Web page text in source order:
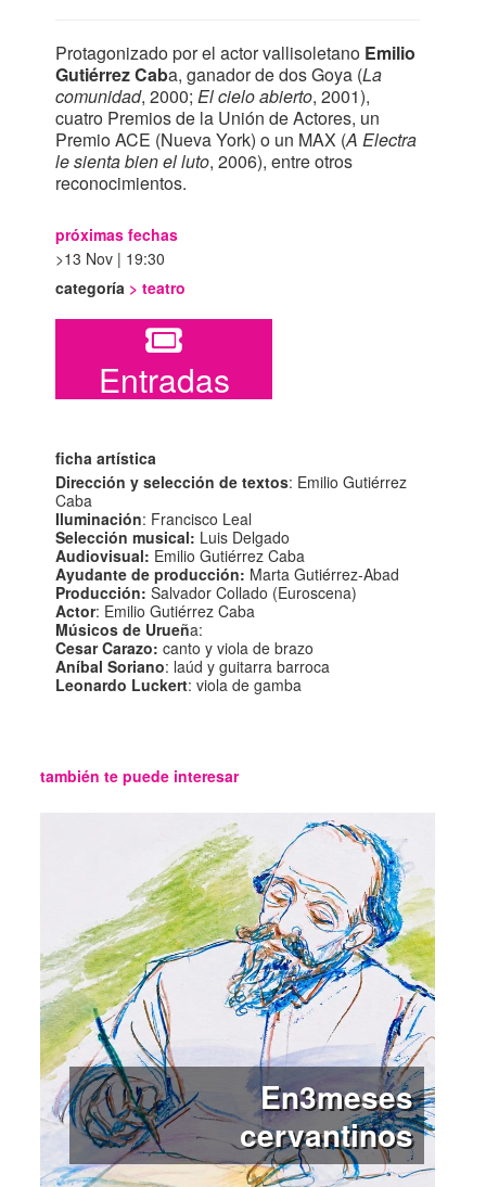
categoría >teatro
Entradas
próximas fechas
13 Nov | 19:30
ficha artística
Dirección y selección de textos: Emilio Gutiérrez
Caba
Iluminación: Francisco Leal
Selección musical: Luis Delgado
Audiovisual: Emilio Gutiérrez Caba
Ayudante de producción: Marta Gutiérrez-Abad
Producción: Salvador Collado (Euroscena)
Actor: Emilio Gutiérrez Caba
Músicos de Urueña:
Cesar Carazo:canto y viola de brazo
Aníbal Soriano: laúd y guitarra barroca
Leonardo Luckert: viola de gamba
Protagonizado por el actor vallisoletano Emilio
Gutiérrez Caba, ganador de dos Goya (La
comunidad, 2000;El cielo abierto, 2001),
cuatro Premios de la Unión de Actores, un
Premio ACE (Nueva York) o un MAX (A Electra
le sienta bien el luto, 2006), entre otros
reconocimientos.
también te puede interesar
En3meses
cervantinos